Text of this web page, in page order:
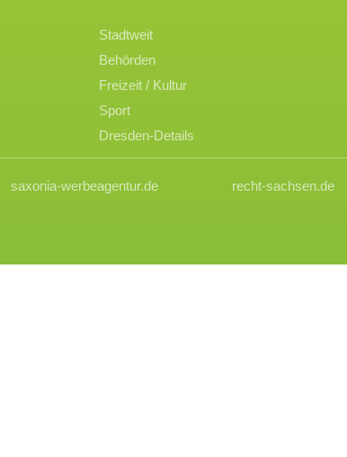
Stadtweit
Behörden
Freizeit / Kultur
Sport
Dresden-Details
saxonia-werbeagentur.de recht-sachsen.de